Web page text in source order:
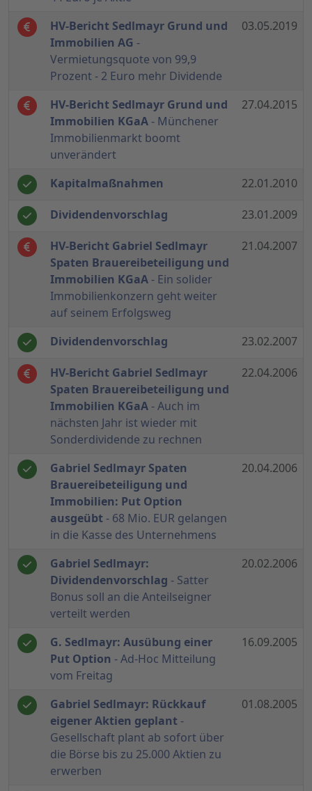
HV-Bericht Sedlmayr Grund und
Immobilien AG -
Vermietungsquote von 99,9
Prozent - 2 Euro mehr Dividende
03.05.2019
HV-Bericht Sedlmayr Grund und
Immobilien KGaA- Münchener
Immobilienmarkt boomt
unverändert
27.04.2015
Kapitalmaßnahmen 22.01.2010
Dividendenvorschlag 23.01.2009
HV-Bericht Gabriel Sedlmayr
Spaten Brauereibeteiligung und
Immobilien KGaA - Ein solider
Immobilienkonzern geht weiter
auf seinem Erfolgsweg
21.04.2007
Dividendenvorschlag 23.02.2007
HV-Bericht Gabriel Sedlmayr
Spaten Brauereibeteiligung und
Immobilien KGaA - Auch im
nächsten Jahr ist wieder mit
Sonderdividende zu rechnen
22.04.2006
Gabriel Sedlmayr Spaten
Brauereibeteiligung und
Immobilien: Put Option
ausgeübt- 68 Mio. EUR gelangen
in die Kasse des Unternehmens
20.04.2006
Gabriel Sedlmayr:
Dividendenvorschlag - Satter
Bonus soll an die Anteilseigner
verteilt werden
20.02.2006
G. Sedlmayr: Ausübung einer
Put Option - Ad-Hoc Mitteilung
vom Freitag
16.09.2005
Gabriel Sedlmayr: Rückkauf
eigener Aktien geplant -
Gesellschaft plant ab sofort über
die Börse bis zu 25.000 Aktien zu
erwerben
01.08.2005